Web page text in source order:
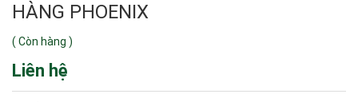
HÀNG PHOENIX
( Còn hàng )
Liên hệ